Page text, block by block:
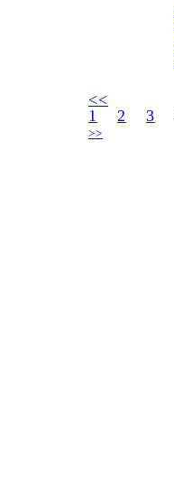
<<
1
2 3
>>